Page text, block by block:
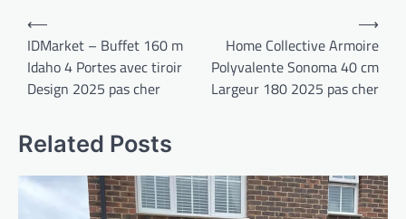
Navigation
de
l’article
⟵
IDMarket – Buffet 160 m
Idaho 4 Portes avec tiroir
Design 2025 pas cher
Home Collective Armoire
Polyvalente Sonoma 40 cm
Largeur 180 2025 pas cher
⟶
Related Posts